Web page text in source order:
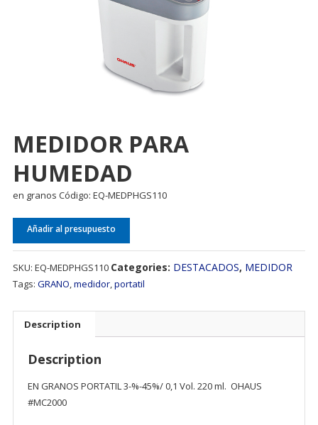
MEDIDOR PARA
HUMEDAD
en granos Código: EQ-MEDPHGS110
Añadir al presupuesto
SKU: EQ-MEDPHGS110 Categories: DESTACADOS, MEDIDOR
Tags: GRANO,medidor,portatil
Description
Description
EN GRANOS PORTATIL 3-%-45%/ 0,1 Vol. 220 ml. OHAUS
#MC2000